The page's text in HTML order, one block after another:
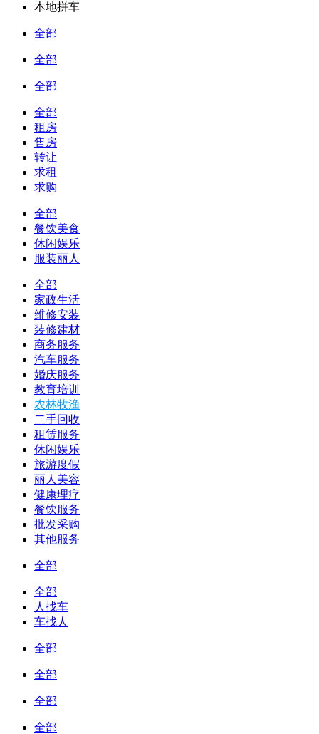
本地拼车
全部
全部
全部
全部
租房
售房
转让
求租
求购
全部
餐饮美食
休闲娱乐
服装丽人
全部
家政生活
维修安装
装修建材
商务服务
汽车服务
婚庆服务
教育培训
农林牧渔
二手回收
租赁服务
休闲娱乐
旅游度假
丽人美容
健康理疗
餐饮服务
批发采购
其他服务
全部
全部
人找车
车找人
全部
全部
全部
全部